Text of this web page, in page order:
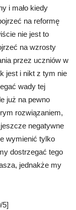
i mało kiedy
na reformę
nie jest to
na wzrosty
przez uczniów w
jest i nikt z tym nie
wady tej
już na pewno
rozwiązaniem,
negatywne
wymienić tylko
dostrzegać tego
jednakże my
5]